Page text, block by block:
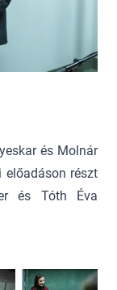
és Molnár
előadáson részt
és Tóth Éva